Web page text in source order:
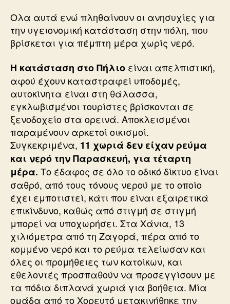
Ολα αυτά ενώ πληθαίνουν οι ανησυχίες για
την υγειονομική κατάσταση στην πόλη, που
βρίσκεται για πέμπτη μέρα χωρίς νερό.
Η κατάσταση στο Πήλιο είναι απελπιστική,
αφού έχουν καταστραφεί υποδομές,
αυτοκίνητα είναι στη θάλασσα,
εγκλωβισμένοι τουρίστες βρίσκονται σε
ξενοδοχείο στα ορεινά. Αποκλεισμένοι
παραμένουν αρκετοί οικισμοί.
Συγκεκριμένα, 11 χωριά δεν είχαν ρεύμα
και νερό την Παρασκευή, για τέταρτη
μέρα. Το έδαφος σε όλο το οδικό δίκτυο είναι
σαθρό, από τους τόνους νερού με το οποίο
έχει εμποτιστεί, κάτι που είναι εξαιρετικά
επικίνδυνο, καθώς από στιγμή σε στιγμή
μπορεί να υποχωρήσει. Στα Χάνια, 13
χιλιόμετρα από τη Ζαγορά, πέρα από το
κομμένο νερό και το ρεύμα τελείωσαν και
όλες οι προμήθειες των κατοίκων, και
εθελοντές προσπαθούν να προσεγγίσουν με
τα πόδια διπλανά χωριά για βοήθεια. Μία
ομάδα από το Χορευτό μετακινήθηκε την